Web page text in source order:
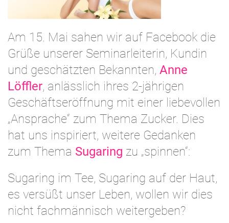
Am 15. Mai sahen wir auf Facebook die
Grüße unserer Seminarleiterin, Kundin
und geschätzten Bekannten, Anne
Löffler, anlässlich ihres 2-jährigen
Geschäftseröffnung mit einer liebevollen
„Ansprache“ zum Thema Zucker. Dies
hat uns inspiriert, weitere Gedanken
zum Thema Sugaring zu „spinnen“:
Sugaring im Tee, Sugaring auf der Haut,
es versüßt unser Leben, wollen wir dies
nicht fachmännisch weitergeben?